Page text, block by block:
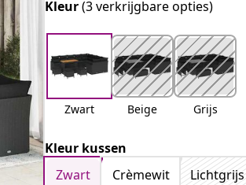
Kleur(3 verkrijgbare opties)
Zwart Beige Grijs
Kleur kussen
Zwart
Crèmewit Lichtgrijs